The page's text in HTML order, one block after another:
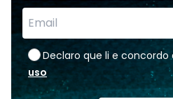
Declaro que li e concordo
uso